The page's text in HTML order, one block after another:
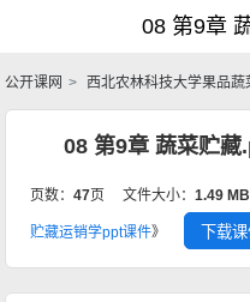
公开课网 西北农林科技大学果品蔬
08 第9章 蔬菜贮藏
页数：47页 文件大小：1.49 MB
贮藏运销学ppt课件》 下载